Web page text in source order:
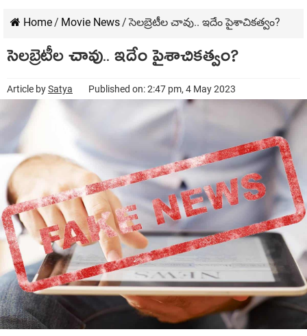
Home/ Movie News/ సెలబ్రెటీల చావు.. ఇదేం పైశాచికత్వం?
సెలబ్రెటీల చావు.. ఇదేం పైశాచికత్వం?
Article bySatya Published on: 2:47 pm, 4 May 2023